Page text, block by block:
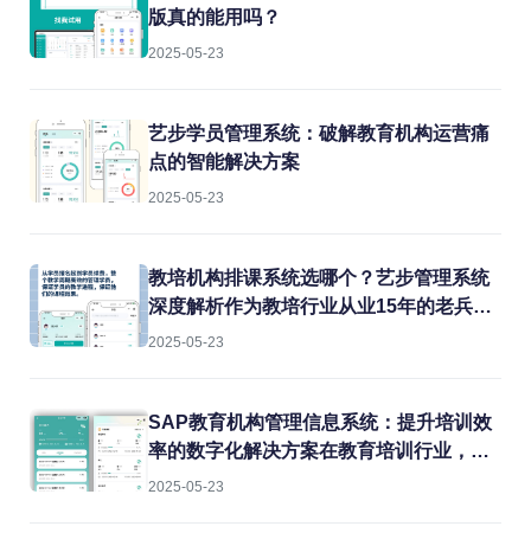
版真的能用吗？
2025-05-23
艺步学员管理系统：破解教育机构运营痛
点的智能解决方案
2025-05-23
教培机构排课系统选哪个？艺步管理系统
深度解析作为教培行业从业15年的老兵，
我见过太多机构在教务管理上栽跟头。排
结合实战经验，聊聊如何用专业系统解决
这些难题。
2025-05-23
SAP教育机构管理信息系统：提升培训效
率的数字化解决方案在教育培训行业，机
构常常面临课程管理混乱、学员信息分
2025-05-23